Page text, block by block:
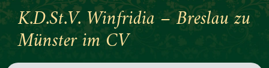
K.D.St.V. Winfridia – Breslau zu
Münster im CV